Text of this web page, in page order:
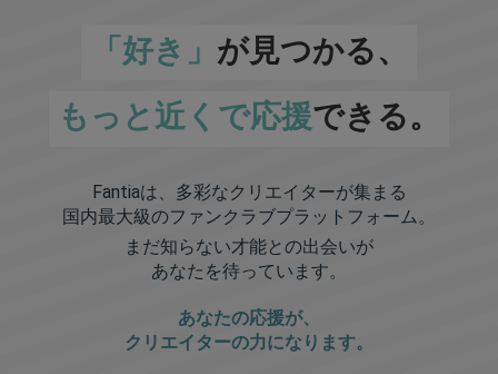
「好き」 が見つかる、
もっと近くで応援できる。
Fantiaは、多彩なクリエイターが集まる
国内最大級のファンクラブプラットフォーム。
まだ知らない才能との出会いが
あなたを待っています。
あなたの応援が、
クリエイターの力になります。